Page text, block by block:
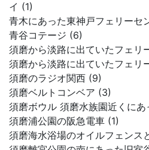
イ (1)
青木にあった東神戸フェリーセ
青谷コテージ (6)
須磨から淡路に出ていたフェリ
須磨から淡路に出ていたフェリ
須磨のラジオ関西 (9)
須磨ベルトコンベア (3)
須磨ボウル 須磨水族園近くに
須磨浦公園の阪急電車 (1)
須磨海水浴場のオイルフェンス